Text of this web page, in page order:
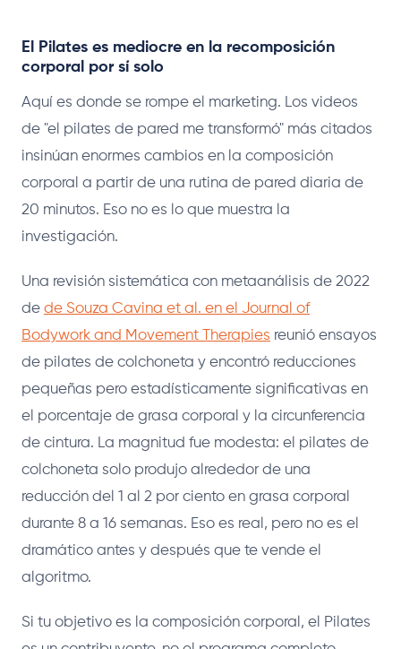
El Pilates es mediocre en la recomposición
corporal por sí solo
Aquí es donde se rompe el marketing. Los videos
de "el pilates de pared me transformó" más citados
insinúan enormes cambios en la composición
corporal a partir de una rutina de pared diaria de
20 minutos. Eso no es lo que muestra la
investigación.
Una revisión sistemática con metaanálisis de 2022
de de Souza Cavina et al. en el Journal of
Bodywork and Movement Therapies reunió ensayos
de pilates de colchoneta y encontró reducciones
pequeñas pero estadísticamente significativas en
el porcentaje de grasa corporal y la circunferencia
de cintura. La magnitud fue modesta: el pilates de
colchoneta solo produjo alrededor de una
reducción del 1 al 2 por ciento en grasa corporal
durante 8 a 16 semanas. Eso es real, pero no es el
dramático antes y después que te vende el
algoritmo.
Si tu objetivo es la composición corporal, el Pilates